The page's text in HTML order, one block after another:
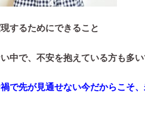
するためにできること
中で、不安を抱えている方も多い
で先が見通せない今だからこそ